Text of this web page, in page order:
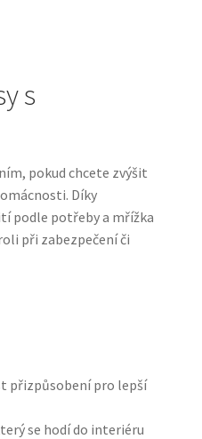
s
pokud chcete zvýšit
Díky
podle potřeby a mřížka
při zabezpečení či
přizpůsobení pro lepší
se hodí do interiéru